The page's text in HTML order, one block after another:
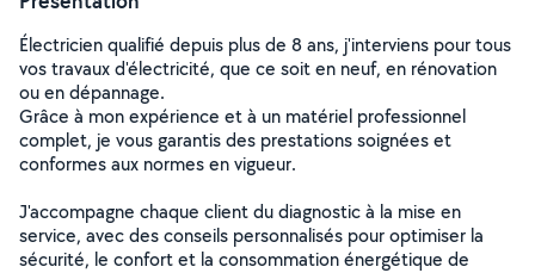
Électricien qualifié depuis plus de 8 ans, j'interviens pour tous
vos travaux d'électricité, que ce soit en neuf, en rénovation
ou en dépannage.
Grâce à mon expérience et à un matériel professionnel
complet, je vous garantis des prestations soignées et
conformes aux normes en vigueur.
J'accompagne chaque client du diagnostic à la mise en
service, avec des conseils personnalisés pour optimiser la
sécurité, le confort et la consommation énergétique de